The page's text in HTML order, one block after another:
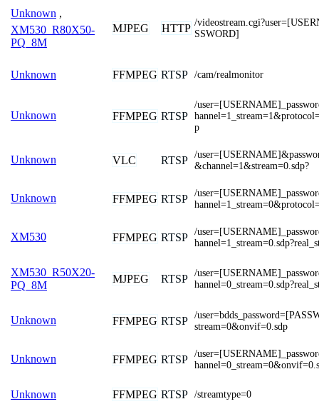
Unknown ,
XM530_R80X50-
PQ_8M
MJPEG HTTP /
SSWORD]
Unknown FFMPEG RTSP /cam/realmonitor
Unknown FFMPEG RTSP
/
p
Unknown VLC RTSP /
&channel=1&stream=0.sdp?
Unknown FFMPEG RTSP /
XM530 FFMPEG RTSP /
XM530_R50X20-
PQ_8M
MJPEG RTSP /
Unknown FFMPEG RTSP /
stream=0&onvif=0.sdp
Unknown FFMPEG RTSP /
Unknown FFMPEG RTSP /streamtype=0